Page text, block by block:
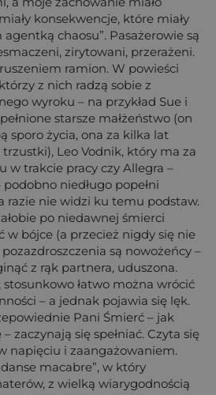
konsekwencje, które miały
agentką chaosu”. Pasażerowie są
zirytowani, przerażeni.
ramion. W powieści
z nich radzą sobie z
wyroku – na przykład Sue i
starsze małżeństwo (on
sporo życia, ona za kilka lat
Leo Vodnik, który ma za
w trakcie pracy czy Allegra –
niedługo popełni
razie nie widzi ku temu podstaw.
po niedawnej śmierci
w bójce (a przecież nigdy się nie
są nowożeńcy –
z rąk partnera, uduszona.
łatwo można wrócić
– a jednak pojawia się lęk.
Pani Śmierć – jak
zaczynają się spełniać. Czyta się
napięciu i zaangażowaniem.
macabre”, w który
z wielką wiarygodnością